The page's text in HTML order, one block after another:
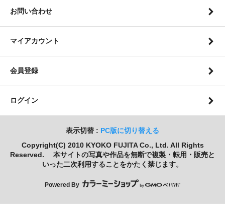
お問い合わせ
マイアカウント
会員登録
ログイン
表示切替 : PC版に切り替える
Copyright(C) 2010 KYOKO FUJITA Co., Ltd. All Rights
Reserved. 本サイトの写真や作品を無断で複製・転用・販売と
いった二次利用することをかたく禁じます。
Powered By